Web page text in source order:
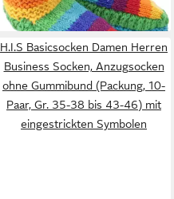
+1
H.I.S Basicsocken Damen Herren
Business Socken, Anzugsocken
ohne Gummibund (Packung, 10-
Paar, Gr. 35-38 bis 43-46) mit
eingestrickten Symbolen